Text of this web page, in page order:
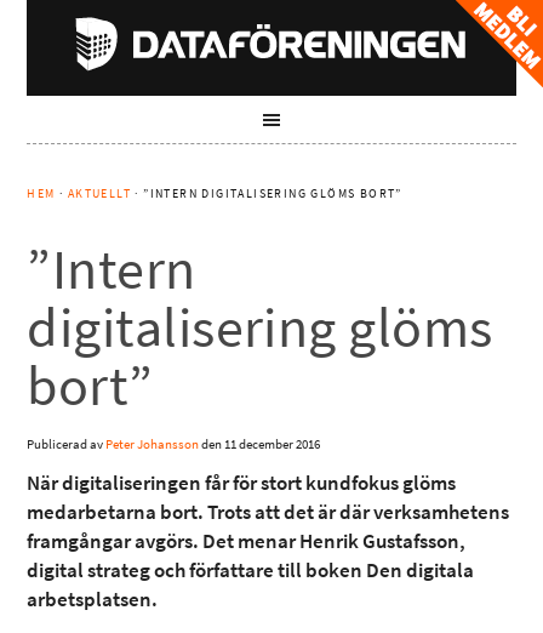
HEM · AKTUELLT · ”INTERN DIGITALISERING GLÖMS BORT”
”Intern
digitalisering glöms
bort”
Publicerad av Peter Johanssonden11 december 2016
När digitaliseringen får för stort kundfokus glöms
medarbetarna bort. Trots att det är där verksamhetens
framgångar avgörs. Det menar Henrik Gustafsson,
digital strateg och författare till boken Den digitala
arbetsplatsen.